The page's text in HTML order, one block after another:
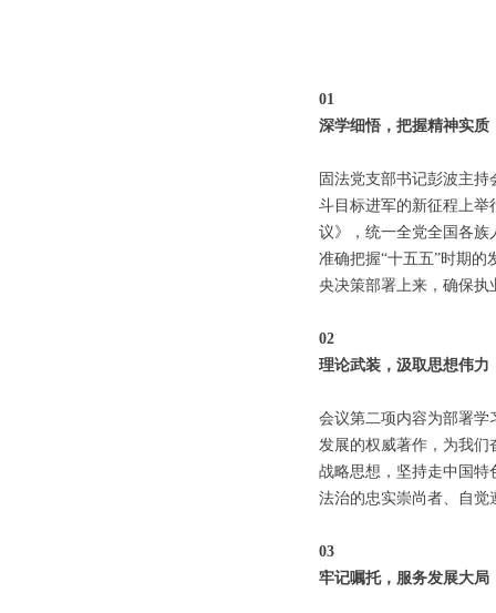
01
深学细悟，把握精神实质
固法党支部书记彭波主
斗目标进军的新征程上举
议》，统一全党全国各族
准确把握“十五五”时期
央决策部署上来，确保执
02
理论武装，汲取思想伟力
会议第二项内容为部署学
发展的权威著作，为我们
战略思想，坚持走中国特
法治的忠实崇尚者、自觉
03
牢记嘱托，服务发展大局